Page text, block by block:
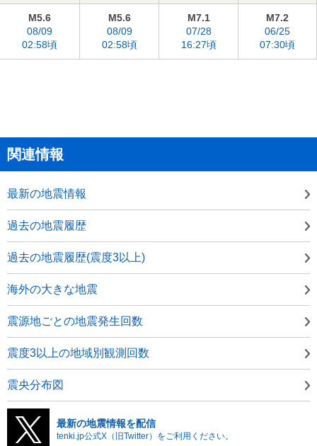
M5.6
08/09
02:58頃
M5.6
08/09
02:58頃
M7.1
07/28
16:27頃
M7.2
06/25
07:30頃
関連情報
最新の地震情報
過去の地震履歴
過去の地震履歴(震度3以上)
海外の大きな地震
震源地ごとの地震発生回数
震度3以上の地域別観測回数
震央分布図
最新の地震情報を配信
tenki.jp公式X（旧Twitter）をご利用ください。